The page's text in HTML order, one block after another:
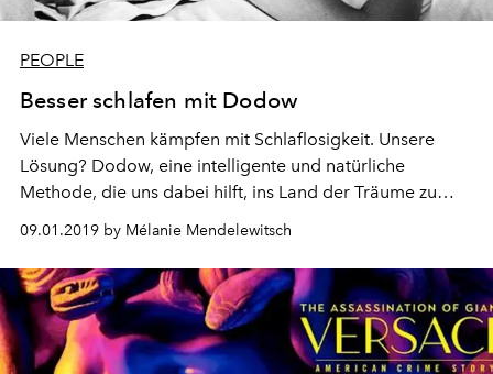
PEOPLE
Besser schlafen mit Dodow
Viele Menschen kämpfen mit Schlaflosigkeit. Unsere
Lösung? Dodow, eine intelligente und natürliche
Methode, die uns dabei hilft, ins Land der Träume zu
09.01.2019 by Mélanie Mendelewitsch